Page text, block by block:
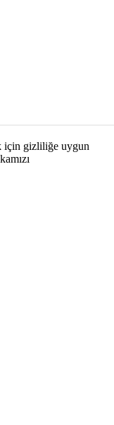
için gizliliğe uygun